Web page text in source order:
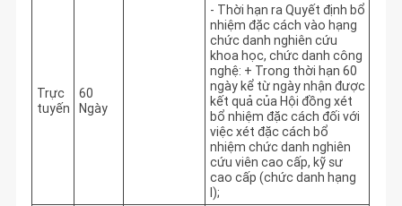
Trực
tuyến
60
Ngày
- Thời hạn ra Quyết định bổ
nhiệm đặc cách vào hạng
chức danh nghiên cứu
khoa học, chức danh công
nghệ: + Trong thời hạn 60
ngày kể từ ngày nhận được
kết quả của Hội đồng xét
bổ nhiệm đặc cách đối với
việc xét đặc cách bổ
nhiệm chức danh nghiên
cứu viên cao cấp, kỹ sư
cao cấp (chức danh hạng
I);